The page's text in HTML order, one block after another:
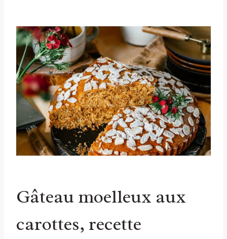
Gâteau moelleux aux
carottes, recette